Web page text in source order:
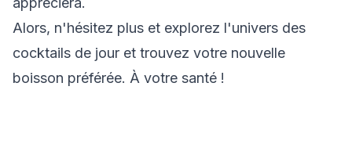
Alors, n'hésitez plus et explorez l'univers des
cocktails de jour et trouvez votre nouvelle
boisson préférée. À votre santé !